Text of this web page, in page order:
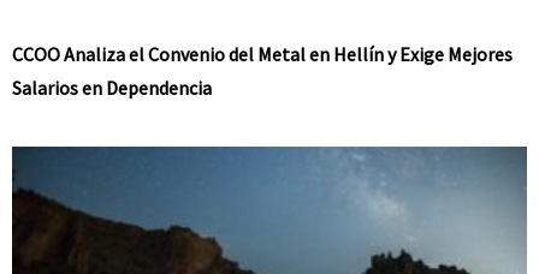
CCOO Analiza el Convenio del Metal en Hellín y Exige Mejores
Salarios en Dependencia